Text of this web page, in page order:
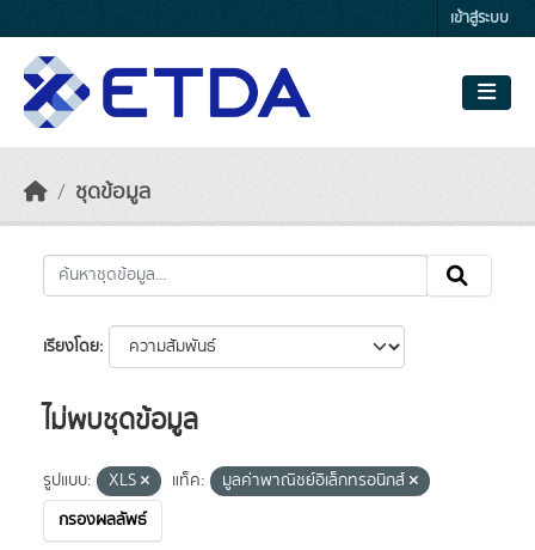
เข้าสู่ระบบ
ชุดข้อมูล
เรียงโดย
ไม่พบชุดข้อมูล
รูปแบบ: XLS แท็ค:
มูลค่าพาณิชย์อิเล็กทรอนิกส์
กรองผลลัพธ์